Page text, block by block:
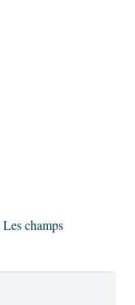
Les champs